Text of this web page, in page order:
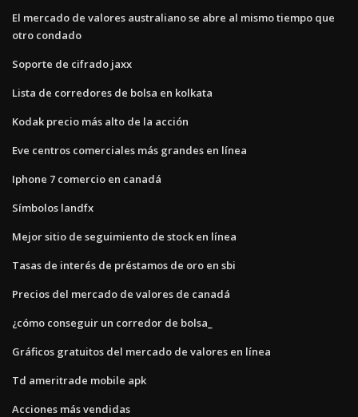
El mercado de valores australiano se abre al mismo tiempo que
otro condado
Soporte de cifrado jaxx
Lista de corredores de bolsa en kolkata
Kodak precio más alto de la acción
Eve centros comerciales más grandes en línea
Iphone 7 comercio en canadá
Símbolos landfx
Mejor sitio de seguimiento de stock en línea
Tasas de interés de préstamos de oro en sbi
Precios del mercado de valores de canadá
¿cómo conseguir un corredor de bolsa_
Gráficos gratuitos del mercado de valores en línea
Td ameritrade mobile apk
Acciones más vendidas